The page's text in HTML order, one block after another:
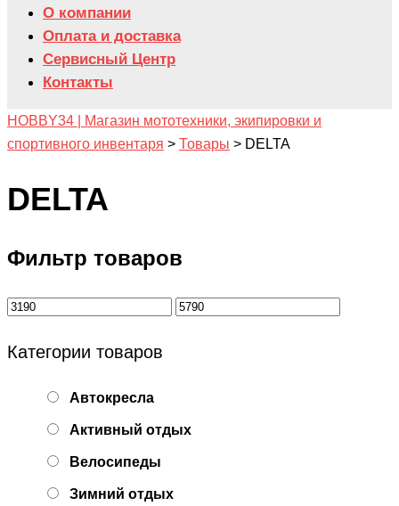
О компании
Оплата и доставка
Сервисный Центр
Контакты
HOBBY34 | Магазин мототехники, экипировки и
спортивного инвентаря > Товары > DELTA
DELTA
Фильтр товаров
Категории товаров
Автокресла
Активный отдых
Велосипеды
Зимний отдых